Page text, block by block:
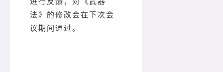
法》的修改会在下次会
议期间通过。